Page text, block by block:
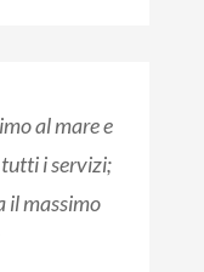
al mare e
i servizi;
il massimo